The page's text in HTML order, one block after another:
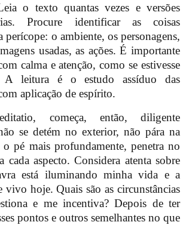
o texto quantas vezes e versões
Procure identificar as coisas
perícope: o ambiente, os personagens,
usadas, as ações. É importante
calma e atenção, como se estivesse
A leitura é o estudo assíduo das
aplicação de espírito.
começa, então, diligente
se detém no exterior, não pára na
pé mais profundamente, penetra no
cada aspecto. Considera atenta sobre
está iluminando minha vida e a
vivo hoje. Quais são as circunstâncias
e me incentiva? Depois de ter
pontos e outros semelhantes no que